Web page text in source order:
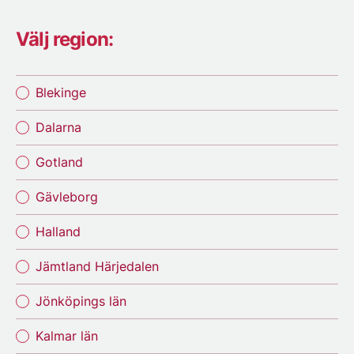
Välj region:
Blekinge
Dalarna
Gotland
Gävleborg
Halland
Jämtland Härjedalen
Jönköpings län
Kalmar län